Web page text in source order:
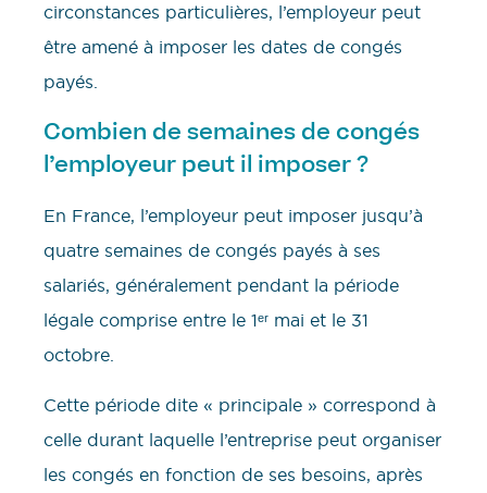
circonstances particulières, l’employeur peut
être amené à imposer les dates de congés
payés.
Combien de semaines de congés
l’employeur peut il imposer ?
En France, l’employeur peut imposer jusqu’à
quatre semaines de congés payés à ses
salariés, généralement pendant la période
légale comprise entre le 1ᵉʳ mai et le 31
octobre.
Cette période dite « principale » correspond à
celle durant laquelle l’entreprise peut organiser
les congés en fonction de ses besoins, après